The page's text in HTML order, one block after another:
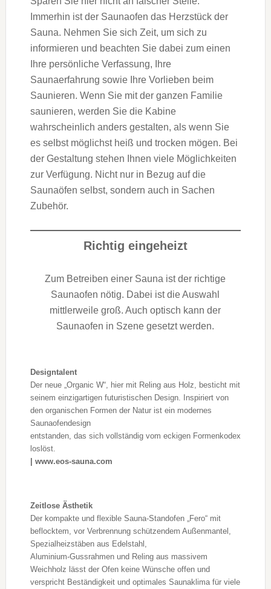
Immerhin ist der Saunaofen das Herzstück der
Sauna. Nehmen Sie sich Zeit, um sich zu
informieren und beachten Sie dabei zum einen
Ihre persönliche Verfassung, Ihre
Saunaerfahrung sowie Ihre Vorlieben beim
Saunieren. Wenn Sie mit der ganzen Familie
saunieren, werden Sie die Kabine
wahrscheinlich anders gestalten, als wenn Sie
es selbst möglichst heiß und trocken mögen. Bei
der Gestaltung stehen Ihnen viele Möglichkeiten
zur Verfügung. Nicht nur in Bezug auf die
Saunaöfen selbst, sondern auch in Sachen
Zubehör.
Richtig eingeheizt
Zum Betreiben einer Sauna ist der richtige
Saunaofen nötig. Dabei ist die Auswahl
mittlerweile groß. Auch optisch kann der
Saunaofen in Szene gesetzt werden.
Designtalent
Der neue „Organic W“, hier mit Reling aus Holz, besticht mit
seinem einzigartigen futuristischen Design. Inspiriert von
den organischen Formen der Natur ist ein modernes
Saunaofendesign
entstanden, das sich vollständig vom eckigen Formenkodex
loslöst.
| www.eos-sauna.com
Zeitlose Ästhetik
Der kompakte und flexible Sauna-Standofen „Fero“ mit
beflocktem, vor Verbrennung schützendem Außenmantel,
Spezialheizstäben aus Edelstahl,
Aluminium-Gussrahmen und Reling aus massivem
Weichholz lässt der Ofen keine Wünsche offen und
verspricht Beständigkeit und optimales Saunaklima für viele